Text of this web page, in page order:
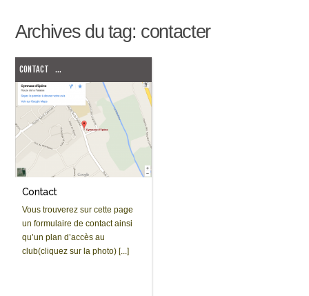
Archives du tag: contacter
CONTACT ...
Contact
Vous trouverez sur cette page
un formulaire de contact ainsi
qu’un plan d’accès au
club(cliquez sur la photo) [...]